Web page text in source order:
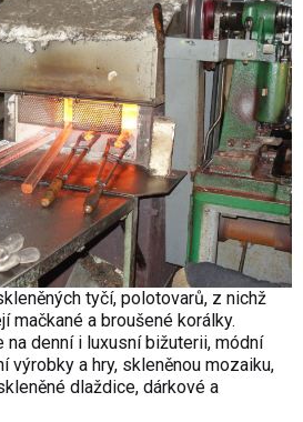
tyčí, polotovarů, z nichž
mačkané a broušené korálky.
denní i luxusní bižuterii, módní
výrobky a hry, skleněnou mozaiku,
dlaždice, dárkové a